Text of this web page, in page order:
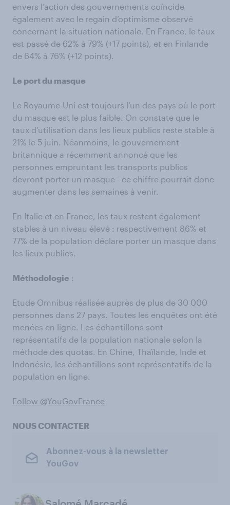
envers l’action des gouvernements coïncide
également avec le regain d’optimisme observé
concernant la situation nationale. En France, le taux
est passé de 62% à 79% (+17 points), et en Finlande
de 64% à 76% (+12 points).
Le port du masque
Le Royaume-Uni est toujours l’un des pays où le port
du masque est le plus faible. On constate que le
taux d’utilisation dans les lieux publics reste stable à
21% le 5 juin. Néanmoins, le gouvernement
britannique a récemment annoncé que les
personnes empruntant les transports publics
devront porter un masque - ce chiffre pourrait donc
augmenter dans les semaines à venir.
En Italie et en France, les taux restent également
stables à un niveau élevé : respectivement 86% et
77% de la population déclare porter un masque dans
les lieux publics.
Méthodologie :
Etude Omnibus réalisée auprès de plus de 30 000
personnes dans 27 pays. Toutes les enquêtes ont été
menées en ligne. Les échantillons sont
représentatifs de la population nationale selon la
méthode des quotas. En Chine, Thaïlande, Inde et
Indonésie, les échantillons sont représentatifs de la
population en ligne.
Follow @YouGovFrance
NOUS CONTACTER
Abonnez-vous à la newsletter
YouGov